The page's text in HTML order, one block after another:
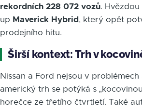
rekordních 228 072 vozů.
up Maverick Hybrid , který opět
prodejního hitu.
Širší kontext: Trh v
Nissan a Ford nejsou v problémech
americký trh se potýká s
horečce ze třetího čtvrtletí. Také